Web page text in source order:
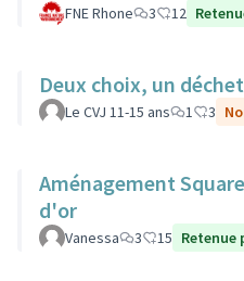
FNE Rhone 3 12
Deux choix, un
Le CVJ 11-15 ans 1 3
Aménagement
d'or
Vanessa 3 15 Retenue